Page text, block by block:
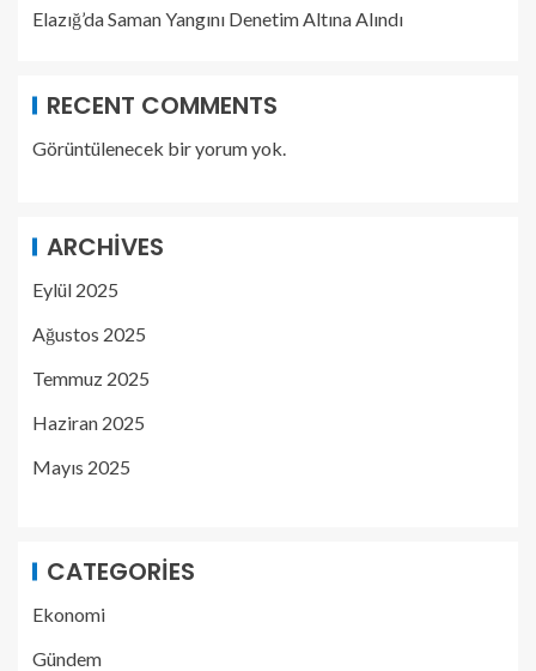
Elazığ’da Saman Yangını Denetim Altına Alındı
RECENT COMMENTS
Görüntülenecek bir yorum yok.
ARCHIVES
Eylül 2025
Ağustos 2025
Temmuz 2025
Haziran 2025
Mayıs 2025
CATEGORIES
Ekonomi
Gündem